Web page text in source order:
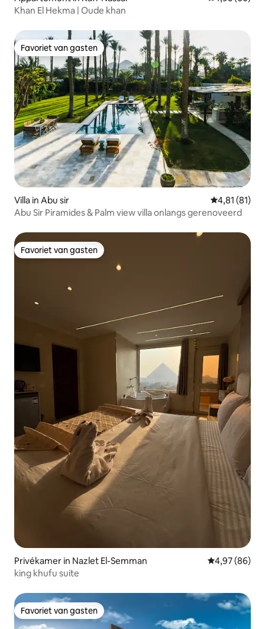
Khan El Hekma | Oude khan
Favoriet van gasten
Favoriet van gasten
Villa in Abu sir Gemiddelde
4,81 (81)
Abu Sir Piramides & Palm view villa onlangs gerenoveerd
Favoriet van gasten
Favoriet van gasten
Privékamer in Nazlet El-Semman Gemiddelde
4,97 (86)
king khufu suite
Favoriet van gasten
Favoriet van gasten